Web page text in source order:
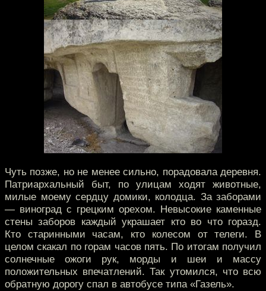
Чуть позже, но не менее сильно, порадовала деревня.
Патриархальный быт, по улицам ходят животные,
милые моему сердцу домики, колодца. За заборами
— виноград с грецким орехом. Невысокие каменные
стены заборов каждый украшает кто во что горазд.
Кто старинными часам, кто колесом от телеги. В
целом скакал по горам часов пять. По итогам получил
солнечные ожоги рук, морды и шеи и массу
положительных впечатлений. Так утомился, что всю
обратную дорогу спал в автобусе типа «Газель».